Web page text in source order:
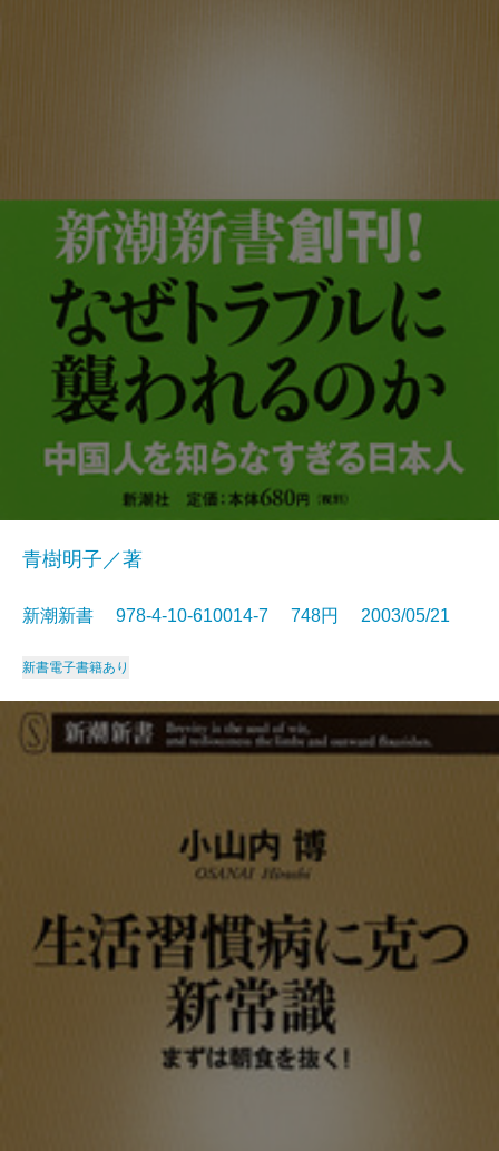
青樹明子／著
新潮新書 978-4-10-610014-7 748円 2003/05/21
新書電子書籍あり